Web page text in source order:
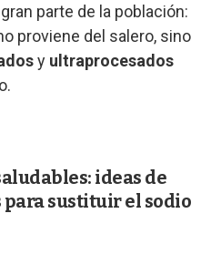
parte de la población:
proviene del salero, sino
y ultraprocesados
ideas de
para sustituir el sodio